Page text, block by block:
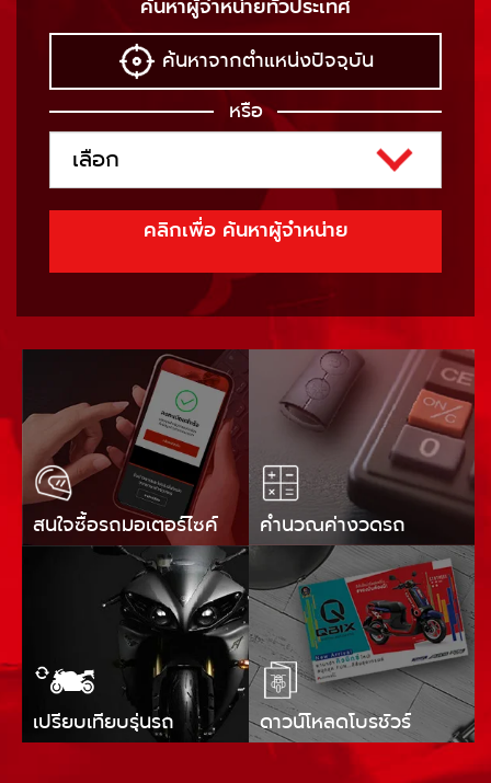
ค้นหาผู้จำหน่ายทั่วประเทศ
ค้นหาจากตำแหน่งปัจจุบัน
หรือ
คลิกเพื่อ ค้นหาผู้จำหน่าย
สนใจซื้อรถมอเตอร์ไซค์ คำนวณค่างวดรถ
เปรียบเทียบรุ่นรถ ดาวน์โหลดโบรชัวร์